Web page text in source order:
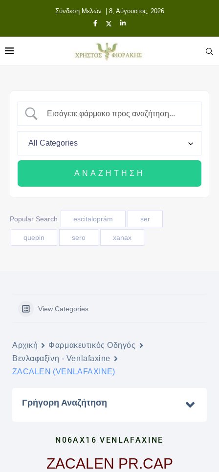
Σύνδεση Μελών | 8, Αύγουστος, 2026
Popular Search escitaloprám ser
quepin sero xanax
View Categories
Αρχική
Φαρμακευτικός Οδηγός
Βενλαφαξίνη - Venlafaxine
ZACALEN (VENLAFAXINE)
Γρήγορη Αναζήτηση
N06AX16 VENLAFAXINE
ZACALEN PR.CAP